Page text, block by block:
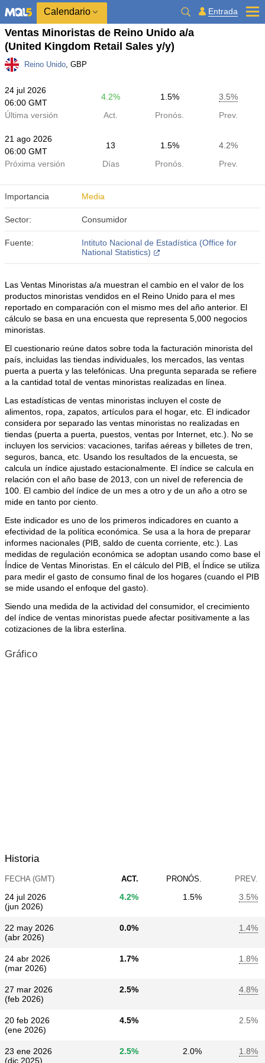
Calendario Entrada
Ventas Minoristas de Reino Unido a/a
(United Kingdom Retail Sales y/y)
Reino Unido, GBP
24 jul 2026
06:00 GMT
4.2% 1.5%
3.5%
Última versión
Act. Pronós. Prev.
21 ago 2026
06:00 GMT
13 1.5%
4.2%
Próxima versión
Días Pronós. Prev.
Importancia Media
Sector: Consumidor
Fuente:
Intituto Nacional de Estadística (Office for
National Statistics)
Las Ventas Minoristas a/a muestran el cambio en el valor de los
productos minoristas vendidos en el Reino Unido para el mes
reportado en comparación con el mismo mes del año anterior. El
cálculo se basa en una encuesta que representa 5,000 negocios
minoristas.
El cuestionario reúne datos sobre toda la facturación minorista del
país, incluidas las tiendas individuales, los mercados, las ventas
puerta a puerta y las telefónicas. Una pregunta separada se refiere
a la cantidad total de ventas minoristas realizadas en línea.
Las estadísticas de ventas minoristas incluyen el coste de
alimentos, ropa, zapatos, artículos para el hogar, etc. El indicador
considera por separado las ventas minoristas no realizadas en
tiendas (puerta a puerta, puestos, ventas por Internet, etc.). No se
incluyen los servicios: vacaciones, tarifas aéreas y billetes de tren,
seguros, banca, etc. Usando los resultados de la encuesta, se
calcula un índice ajustado estacionalmente. El índice se calcula en
relación con el año base de 2013, con un nivel de referencia de
100. El cambio del índice de un mes a otro y de un año a otro se
mide en tanto por ciento.
Este indicador es uno de los primeros indicadores en cuanto a
efectividad de la política económica. Se usa a la hora de preparar
informes nacionales (PIB, saldo de cuenta corriente, etc.). Las
medidas de regulación económica se adoptan usando como base el
Índice de Ventas Minoristas. En el cálculo del PIB, el Índice se utiliza
para medir el gasto de consumo final de los hogares (cuando el PIB
se mide usando el enfoque del gasto).
Siendo una medida de la actividad del consumidor, el crecimiento
del índice de ventas minoristas puede afectar positivamente a las
cotizaciones de la libra esterlina.
Gráfico
Historia
FECHA (GMT) ACT. PRONÓS. PREV.
24 jul 2026
(jun 2026)
4.2% 1.5% 3.5%
22 may 2026
(abr 2026)
0.0% 1.4%
24 abr 2026
(mar 2026)
1.7% 1.8%
27 mar 2026
(feb 2026)
2.5% 4.8%
20 feb 2026
(ene 2026)
4.5% 2.5%
23 ene 2026
(dic 2025)
2.5% 2.0% 1.8%